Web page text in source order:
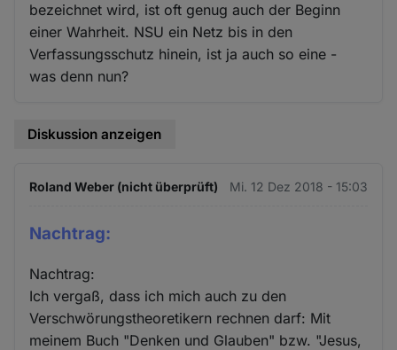
bezeichnet wird, ist oft genug auch der Beginn
einer Wahrheit. NSU ein Netz bis in den
Verfassungsschutz hinein, ist ja auch so eine -
was denn nun?
Diskussion anzeigen
Roland Weber (nicht überprüft) Mi. 12 Dez 2018 - 15:03
Nachtrag:
Nachtrag:
Ich vergaß, dass ich mich auch zu den
Verschwörungstheoretikern rechnen darf: Mit
meinem Buch "Denken und Glauben" bzw. "Jesus,